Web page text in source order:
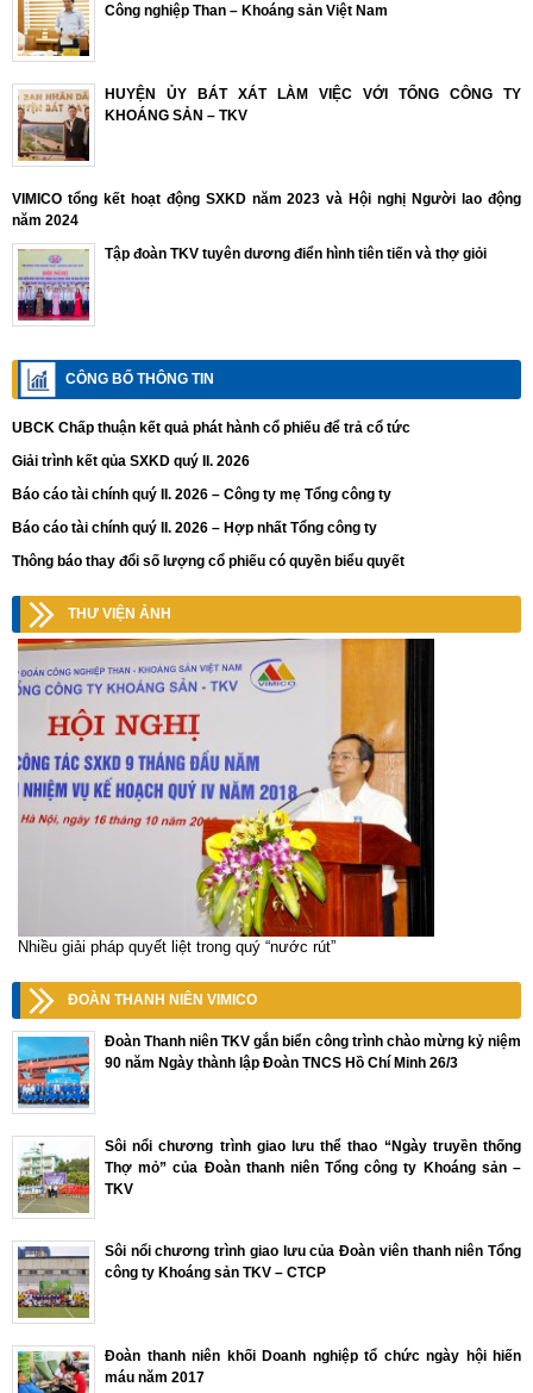
Công nghiệp Than – Khoáng sản Việt Nam
HUYỆN ỦY BÁT XÁT LÀM VIỆC VỚI TỔNG CÔNG TY
KHOÁNG SẢN – TKV
VIMICO tổng kết hoạt động SXKD năm 2023 và Hội nghị Người lao động
năm 2024
Tập đoàn TKV tuyên dương điển hình tiên tiến và thợ giỏi
CÔNG BỐ THÔNG TIN
UBCK Chấp thuận kết quả phát hành cổ phiếu để trả cổ tức
Giải trình kết qủa SXKD quý II. 2026
Báo cáo tài chính quý II. 2026 – Công ty mẹ Tổng công ty
Báo cáo tài chính quý II. 2026 – Hợp nhất Tổng công ty
Thông báo thay đổi số lượng cổ phiếu có quyền biểu quyết
THƯ VIỆN ẢNH
Nhiều giải pháp quyết liệt trong quý “nước rút”
ĐOÀN THANH NIÊN VIMICO
Đoàn Thanh niên TKV gắn biển công trình chào mừng kỷ niệm
90 năm Ngày thành lập Đoàn TNCS Hồ Chí Minh 26/3
Sôi nổi chương trình giao lưu thể thao “Ngày truyền thống
Thợ mỏ” của Đoàn thanh niên Tổng công ty Khoáng sản –
TKV
Sôi nổi chương trình giao lưu của Đoàn viên thanh niên Tổng
công ty Khoáng sản TKV – CTCP
Đoàn thanh niên khối Doanh nghiệp tổ chức ngày hội hiến
máu năm 2017